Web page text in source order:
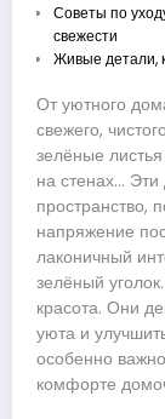
Советы по
свежести
Живые детали,
От уютного
свежего,
зелёные
на стенах…
пространство,
напряжение
лаконичный
зелёный
красота. Они
уюта и
особенно
комфорте